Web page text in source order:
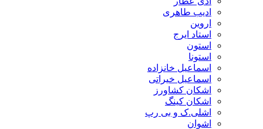
ادیب طاهری
اروین
استاد ایرج
استون
استونا
اسماعیل خانزاده
اسماعیل خیراتی
اشکان کشاورز
اشکان کینگ
اشلی.ک و بی رپ
اشوان